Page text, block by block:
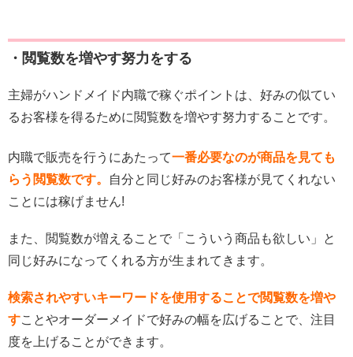
・閲覧数を増やす努力をする
主婦がハンドメイド内職で稼ぐポイントは、好みの似てい
るお客様を得るために閲覧数を増やす努力することです。
内職で販売を行うにあたって一番必要なのが商品を見ても
らう閲覧数です。
自分と同じ好みのお客様が見てくれない
ことには稼げません!
また、閲覧数が増えることで「こういう商品も欲しい」と
同じ好みになってくれる方が生まれてきます。
検索されやすいキーワードを使用することで閲覧数を増や
すことやオーダーメイドで好みの幅を広げることで、注目
度を上げることができます。